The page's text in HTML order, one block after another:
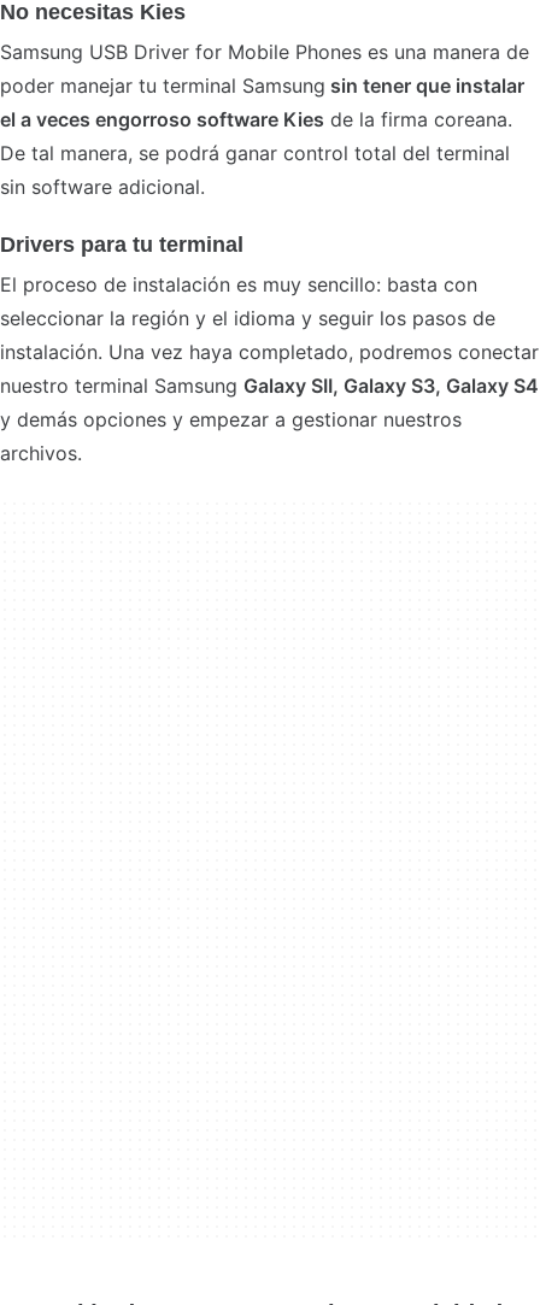
No necesitas Kies
Samsung USB Driver for Mobile Phones es una manera de
poder manejar tu terminal Samsung sin tener que instalar
el a veces engorroso software Kies de la firma coreana.
De tal manera, se podrá ganar control total del terminal
sin software adicional.
Drivers para tu terminal
El proceso de instalación es muy sencillo: basta con
seleccionar la región y el idioma y seguir los pasos de
instalación. Una vez haya completado, podremos conectar
nuestro terminal Samsung Galaxy SII, Galaxy S3, Galaxy S4
y demás opciones y empezar a gestionar nuestros
archivos.